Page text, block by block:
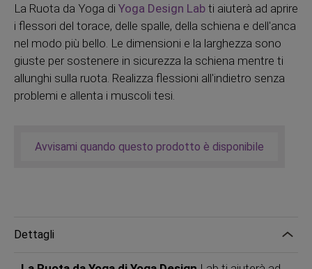
La Ruota da Yoga di Yoga Design Lab ti aiuterà ad aprire
i flessori del torace, delle spalle, della schiena e dell'anca
nel modo più bello. Le dimensioni e la larghezza sono
giuste per sostenere in sicurezza la schiena mentre ti
allunghi sulla ruota. Realizza flessioni all'indietro senza
problemi e allenta i muscoli tesi.
Avvisami quando questo prodotto è disponibile
Dettagli